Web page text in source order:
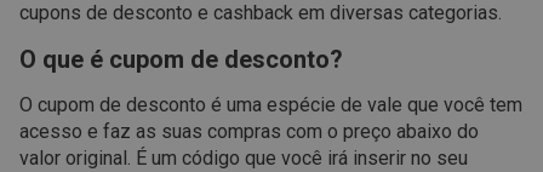
cupons de desconto e cashback em diversas categorias.
O que é cupom de desconto?
O cupom de desconto é uma espécie de vale que você tem
acesso e faz as suas compras com o preço abaixo do
valor original. É um código que você irá inserir no seu